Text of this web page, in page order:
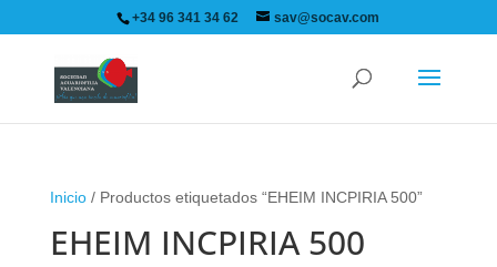
+34 96 341 34 62 sav@socav.com
Inicio/ Productos etiquetados “EHEIM INCPIRIA 500”
EHEIM INCPIRIA 500